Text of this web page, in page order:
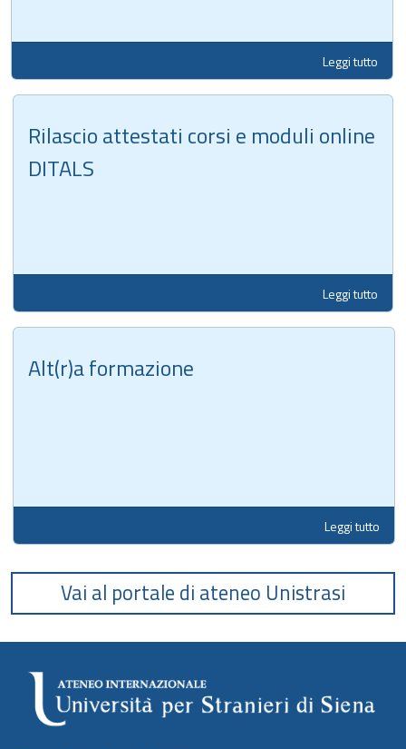
Leggi tutto
Rilascio attestati corsi e moduli online
DITALS
Leggi tutto
Alt(r)a formazione
Leggi tutto
Vai al portale di ateneo Unistrasi